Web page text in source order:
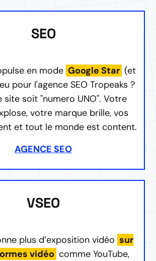
SEO
en mode Google Star (et
pour l'agence SEO Tropeaks ?
site soit "numero UNO". Votre
votre marque brille, vos
et tout le monde est content.
AGENCE SEO
VSEO
plus d’exposition vidéo sur
vidéo comme YouTube,